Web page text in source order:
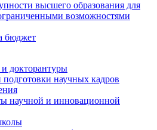
высшего образования для
возможностями
бюджет
докторантуры
научных кадров
научной и инновационной